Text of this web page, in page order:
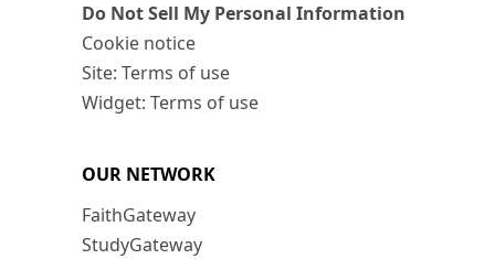
Do Not Sell My Personal Information
Cookie notice
Site: Terms of use
Widget: Terms of use
OUR NETWORK
FaithGateway
StudyGateway